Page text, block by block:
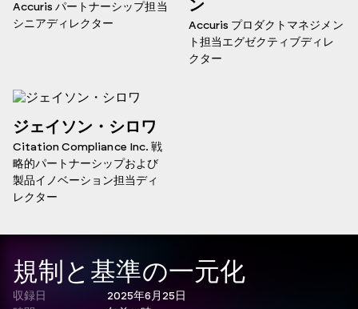
Accuris パートナーシップ担当
シニアディレクター
ン
Accuris プロダクトマネジメン
ト担当エグゼクティブディレ
クター
ジェイソン・シロワ
Citation Compliance Inc. 戦
略的パートナーシップおよび
製品イノベーション担当ディ
レクター
規制と基準の一元化
収録日
2025年6月25日